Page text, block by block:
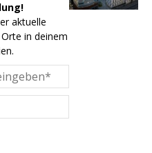
aktuelle
in deinem